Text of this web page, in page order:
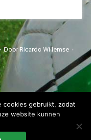
Door Ricardo Willemse
voorbehouden
cookies gebruikt, zodat
website kunnen